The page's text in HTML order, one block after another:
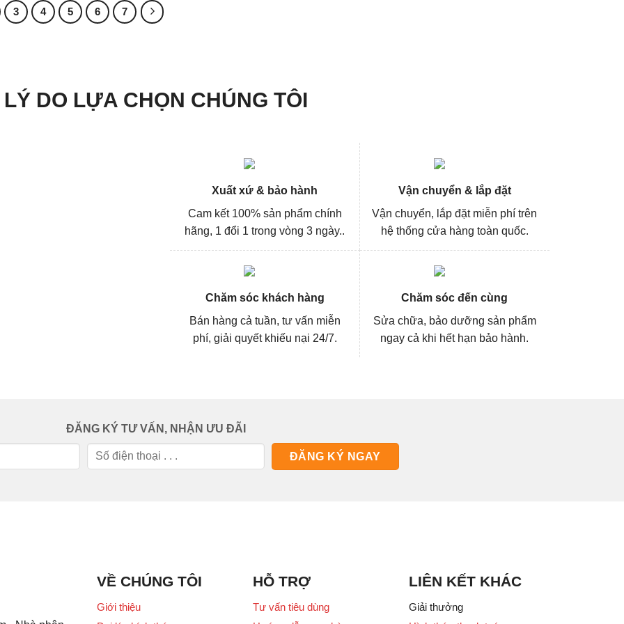
3 4 5 6 7
LÝ DO LỰA CHỌN CHÚNG TÔI
Xuất xứ & bảo hành
Cam kết 100% sản phẩm chính
hãng, 1 đổi 1 trong vòng 3 ngày..
Vận chuyển & lắp đặt
Vận chuyển, lắp đặt miễn phí trên
hệ thống cửa hàng toàn quốc.
Chăm sóc khách hàng
Bán hàng cả tuần, tư vấn miễn
phí, giải quyết khiếu nại 24/7.
Chăm sóc đến cùng
Sửa chữa, bảo dưỡng sản phẩm
ngay cả khi hết hạn bảo hành.
ĐĂNG KÝ TƯ VẤN, NHẬN ƯU ĐÃI
VỀ CHÚNG TÔI
Giới thiệu
HỖ TRỢ
Tư vấn tiêu dùng
LIÊN KẾT KHÁC
Giải thưởng